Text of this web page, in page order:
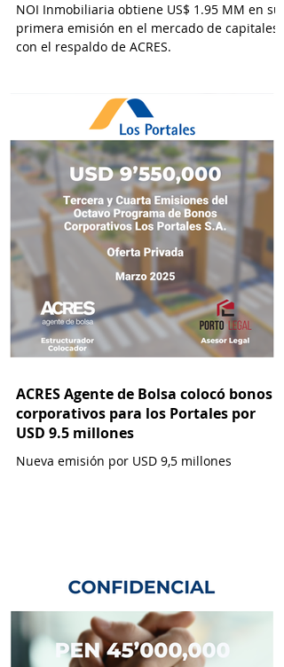
NOI Inmobiliaria obtiene US$ 1.95 MM en su
primera emisión en el mercado de capitales
con el respaldo de ACRES.
ACRES Agente de Bolsa colocó bonos
corporativos para los Portales por
USD 9.5 millones
Nueva emisión por USD 9,5 millones